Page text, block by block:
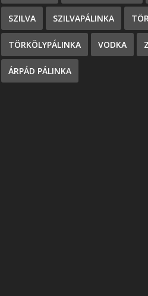
SZILVA SZILVAPÁLINKA
TÖRKÖLYPÁLINKA VODKA
ÁRPÁD PÁLINKA